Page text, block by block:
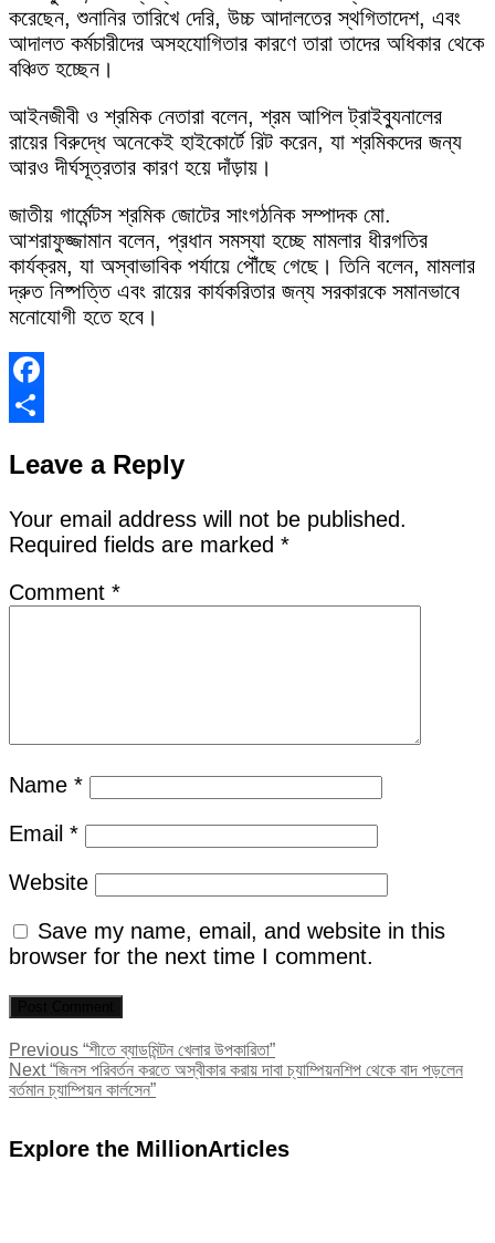
করেছেন, শুনানির তারিখে দেরি, উচ্চ আদালতের স্থগিতাদেশ, এবং
আদালত কর্মচারীদের অসহযোগিতার কারণে তারা তাদের অধিকার থেকে
বঞ্চিত হচ্ছেন।
আইনজীবী ও শ্রমিক নেতারা বলেন, শ্রম আপিল ট্রাইব্যুনালের
রায়ের বিরুদ্ধে অনেকেই হাইকোর্টে রিট করেন, যা শ্রমিকদের জন্য
আরও দীর্ঘসূত্রতার কারণ হয়ে দাঁড়ায়।
জাতীয় গার্মেন্টস শ্রমিক জোটের সাংগঠনিক সম্পাদক মো.
আশরাফুজ্জামান বলেন, প্রধান সমস্যা হচ্ছে মামলার ধীরগতির
কার্যক্রম, যা অস্বাভাবিক পর্যায়ে পৌঁছে গেছে। তিনি বলেন, মামলার
দ্রুত নিষ্পত্তি এবং রায়ের কার্যকরিতার জন্য সরকারকে সমানভাবে
মনোযোগী হতে হবে।
Facebook
Leave a Reply
Your email address will not be published.
Required fields are marked *
Comment *
Name *
Email *
Website
Save my name, email, and website in this
browser for the next time I comment.
Post
navigation
Previous Previous
post:
“শীতে ব্যাডমিন্টন খেলার উপকারিতা”
Next Next
post:
“জিনস পরিবর্তন করতে অস্বীকার করায় দাবা চ্যাম্পিয়নশিপ থেকে বাদ পড়লেন
বর্তমান চ্যাম্পিয়ন কার্লসেন”
Explore the MillionArticles